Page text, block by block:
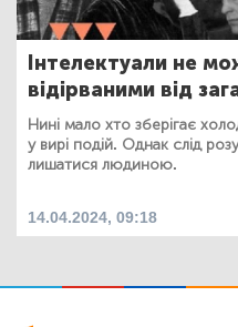
Інтелектуали не
відірваними від
Нині мало хто зберігає
у вирі подій. Однак слід
лишатися людиною.
14.04.2024, 09:18